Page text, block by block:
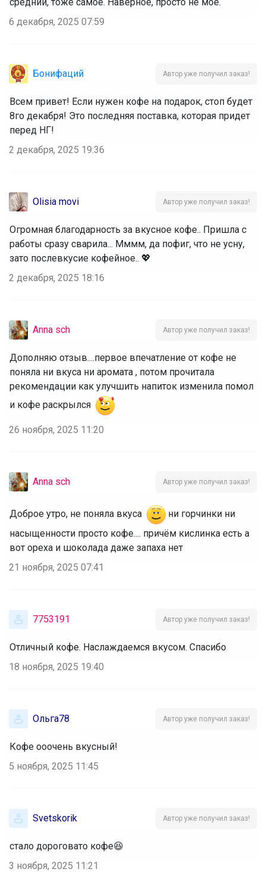
6 декабря, 2025 07:59
Бонифаций Автор уже получил заказ!
Всем привет! Если нужен кофе на подарок, стоп будет
8го декабря! Это последняя поставка, которая придет
перед НГ!
2 декабря, 2025 19:36
Olisia movi Автор уже получил заказ!
Огромная благодарность за вкусное кофе.. Пришла с
работы сразу сварила... Мммм, да пофиг, что не усну,
зато послевкусие кофейное.. 💖
2 декабря, 2025 18:16
Anna sch Автор уже получил заказ!
Дополняю отзыв....первое впечатление от кофе не
поняла ни вкуса ни аромата , потом прочитала
рекомендации как улучшить напиток изменила помол
и кофе раскрылся
26 ноября, 2025 11:20
Anna sch Автор уже получил заказ!
Доброе утро, не поняла вкуса
ни горчинки ни
насыщенности просто кофе.... причём кислинка есть а
вот ореха и шоколада даже запаха нет
21 ноября, 2025 07:41
7753191 Автор уже получил заказ!
Отличный кофе. Наслаждаемся вкусом. Спасибо
18 ноября, 2025 19:40
Ольга78 Автор уже получил заказ!
Кофе ооочень вкусный!
5 ноября, 2025 11:45
Svetskorik Автор уже получил заказ!
стало дороговато кофе😆
3 ноября, 2025 11:21